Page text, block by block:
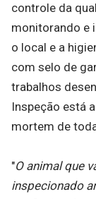
controle da
monitorando e
o local e a
com selo de
trabalhos
Inspeção está
mortem de
"O animal que
inspecionado